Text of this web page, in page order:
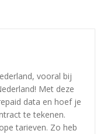
vooral bij
Met deze
data en hoef je
te tekenen.
tarieven. Zo heb